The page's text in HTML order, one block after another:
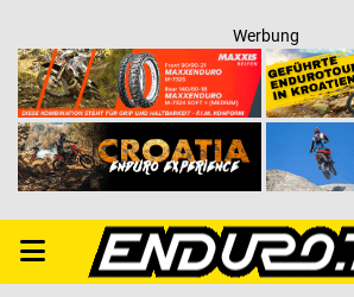
Werbung
PRIMARY